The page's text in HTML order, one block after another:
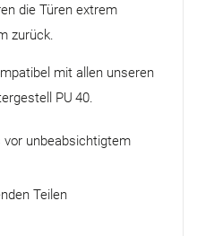
die Türen extrem
zurück.
mit allen unseren
PU 40.
unbeabsichtigtem
Teilen